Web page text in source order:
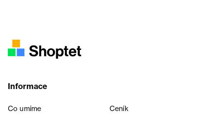
Informace
Co umíme
Ceník